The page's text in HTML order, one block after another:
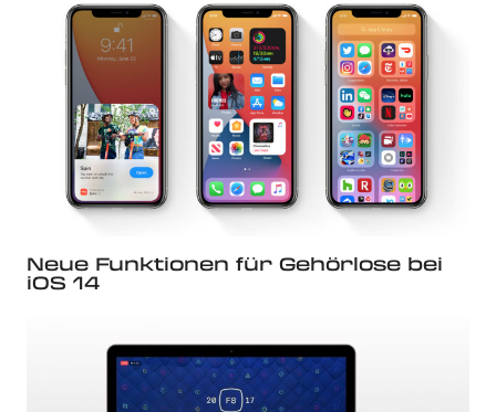
Neue Funktionen für Gehörlose bei
iOS 14